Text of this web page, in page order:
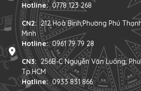
Hotline: 0778 123 268
CN2: 212 Hoà Bình,Phường Phú
Minh
Hotline: 0961 79 79 28
CN3: 256B-C Nguyễn Văn Luông,
Tp.HCM
Hotline: 0933 831 866